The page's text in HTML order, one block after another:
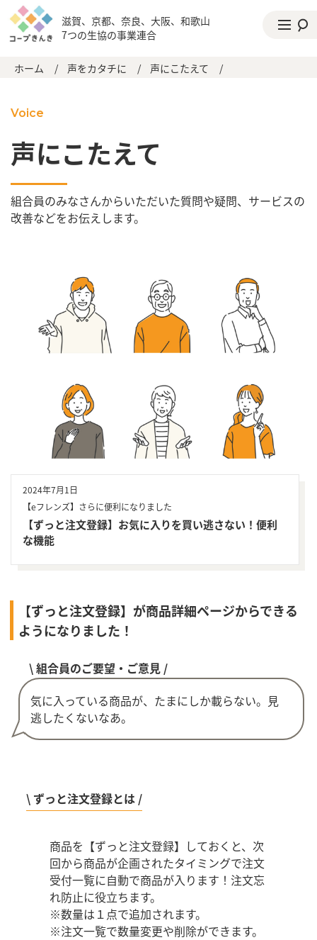
滋賀、京都、奈良、大阪、和歌山
7つの生協の事業連合
ホーム / 声をカタチに / 声にこたえて /
Voice
声にこたえて
組合員のみなさんからいただいた質問や疑問、サービスの
改善などをお伝えします。
2024年7月1日
【eフレンズ】さらに便利になりました
【ずっと注文登録】お気に入りを買い逃さない！便利
な機能
【ずっと注文登録】が商品詳細ページからできる
ようになりました！
\ 組合員のご要望・ご意見 /
気に入っている商品が、たまにしか載らない。見
逃したくないなあ。
\ ずっと注文登録とは /
商品を【ずっと注文登録】しておくと、次
回から商品が企画されたタイミングで注文
受付一覧に自動で商品が入ります！注文忘
れ防止に役立ちます。
※数量は１点で追加されます。
※注文一覧で数量変更や削除ができます。